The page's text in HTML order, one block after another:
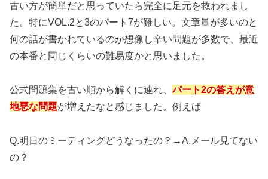
古い方が簡単だと思っていたら完全に足元を救われまし
た。特にVOL.2と3のパート7が難しい。文章量が多いのと
何の話が書かれているのか想像し辛い問題が多数で、最近
の本番と同じくらいの難易度かと思いました。
公式問題集を古い順から解くに連れ、パート2の答えが意
地悪な問題が増えたなと感じました。例えば
Q.明日のミーティングどうなったの？→A.メール見てない
の？